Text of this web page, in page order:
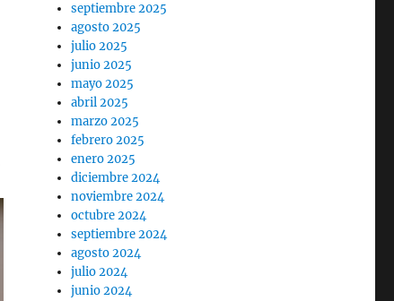
septiembre 2025
agosto 2025
julio 2025
junio 2025
mayo 2025
abril 2025
marzo 2025
febrero 2025
enero 2025
diciembre 2024
noviembre 2024
octubre 2024
septiembre 2024
agosto 2024
julio 2024
junio 2024